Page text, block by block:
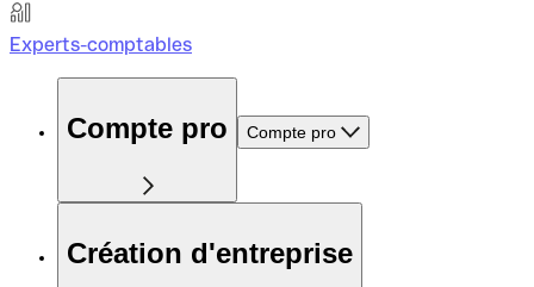
Experts-comptables
Compte pro Compte pro
Création d'entreprise